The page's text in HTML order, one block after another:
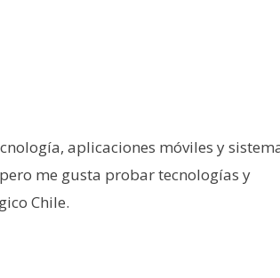
aplicaciones móviles y
me gusta probar tecnologías y
Chile.